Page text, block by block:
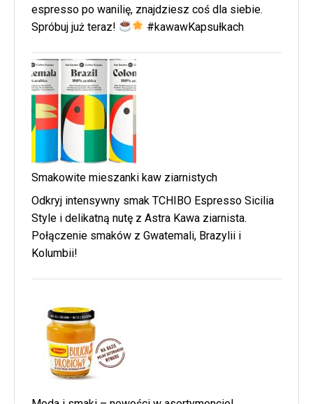
espresso po wanilię, znajdziesz coś dla siebie.
Spróbuj już teraz!
#kawawKapsułkach
Smakowite mieszanki kaw ziarnistych
Odkryj intensywny smak TCHIBO Espresso Sicilia
Style i delikatną nutę z Astra Kawa ziarnista.
Połączenie smaków z Gwatemali, Brazylii i
Kolumbii!